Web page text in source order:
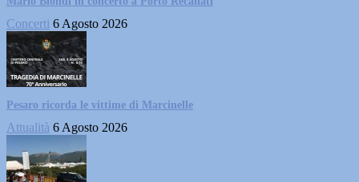
Concerti 6 Agosto 2026
Pesaro ricorda le vittime di Marcinelle
Attualità 6 Agosto 2026